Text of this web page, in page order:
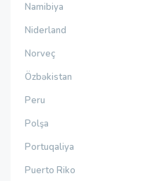
Namibiya
Niderland
Norveç
Özbəkistan
Peru
Polşa
Portuqaliya
Puerto Riko